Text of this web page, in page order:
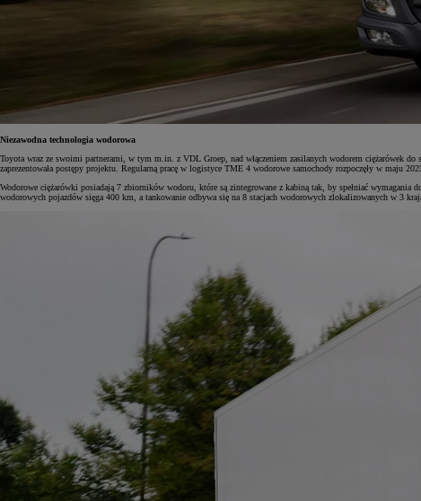
Niezawodna technologia wodorowa
Toyota wraz ze swoimi partnerami, w tym m.in. z VDL Groep, nad włączeniem zasilanych wodorem ciężarówek
zaprezentowała postępy projektu. Regularną pracę w logistyce TME 4 wodorowe samochody rozpoczęły w maju
Wodorowe ciężarówki posiadają 7 zbiorników wodoru, które są zintegrowane z kabiną tak, by spełniać
wodorowych pojazdów sięga 400 km, a tankowanie odbywa się na 8 stacjach wodorowych zlokalizowanych w 3